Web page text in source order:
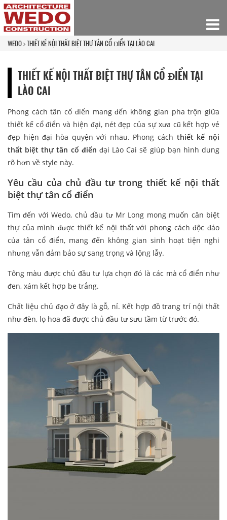
WEDO THIẾT KẾ NỘI THẤT BIỆT THỰ TÂN CỔ ĐIỂN TẠI LÀO CAI
THIẾT KẾ NỘI THẤT BIỆT THỰ TÂN CỔ ĐIỂN TẠI
LÀO CAI
Phong cách tân cổ điển mang đến không gian pha trộn giữa
thiết kế cổ điển và hiện đại, nét đẹp của sự xưa cũ kết hợp vẻ
đẹp hiện đại hòa quyện với nhau. Phong cách thiết kế nội
thất biệt thự tân cổ điển đại Lào Cai sẽ giúp bạn hình dung
rõ hơn về style này.
Yêu cầu của chủ đầu tư trong thiết kế nội thất
biệt thự tân cổ điển
Tìm đến với Wedo, chủ đầu tư Mr Long mong muốn căn biệt
thự của mình được thiết kế nội thất với phong cách độc đáo
của tân cổ điển, mang đến không gian sinh hoạt tiện nghi
nhưng vẫn đảm bảo sự sang trọng và lộng lẫy.
Tông màu được chủ đầu tư lựa chọn đó là các mà cổ điển như
đen, xám kết hợp be trắng.
Chất liệu chủ đạo ở đây là gỗ, nỉ. Kết hợp đồ trang trí nội thất
như đèn, lọ hoa đã được chủ đầu tư sưu tầm từ trước đó.